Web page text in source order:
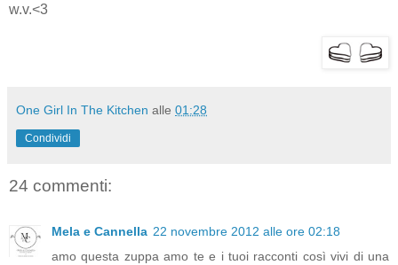
w.v.<3
One Girl In The Kitchen alle 01:28
Condividi
24 commenti:
Mela e Cannella 22 novembre 2012 alle ore 02:18
amo questa zuppa amo te e i tuoi racconti così vivi di una